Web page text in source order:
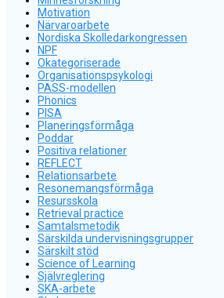
Motivation
Närvaroarbete
Nordiska Skolledarkongressen
NPF
Okategoriserade
Organisationspsykologi
PASS-modellen
Phonics
PISA
Planeringsförmåga
Poddar
Positiva relationer
REFLECT
Relationsarbete
Resonemangsförmåga
Resursskola
Retrieval practice
Samtalsmetodik
Särskilda undervisningsgrupper
Särskilt stöd
Science of Learning
Självreglering
SKA-arbete